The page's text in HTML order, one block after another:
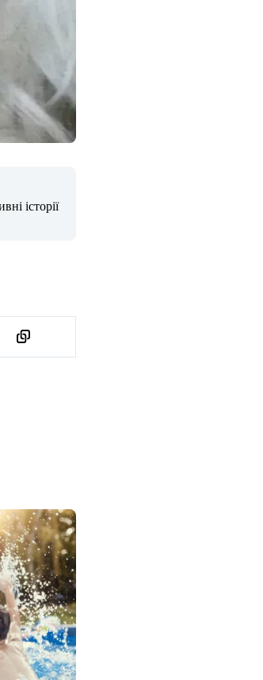
історії